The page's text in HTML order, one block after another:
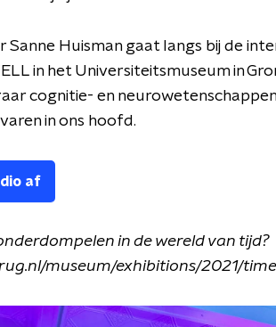
Sanne Huisman gaat langs bij de
in het Universiteitsmuseum in
cognitie- en
in ons hoofd.
af
in de wereld van tijd?
museum/exhibitions/2021/